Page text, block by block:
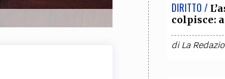
DIRITTO /
colpisce:
diLa